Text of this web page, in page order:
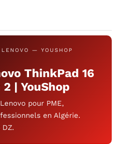
— YOUSHOP
ThinkPad 16
| YouShop
pour PME,
en Algérie.